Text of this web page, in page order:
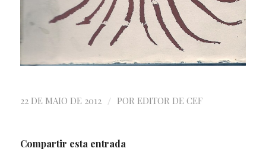
22 DE MAIO DE 2012 / POR EDITOR DE CEF
Compartir esta entrada